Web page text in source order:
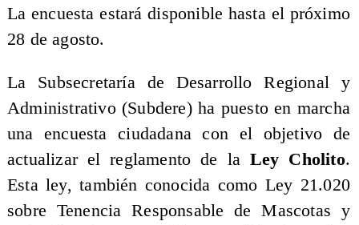
La encuesta estará disponible hasta el próximo
28 de agosto.
La Subsecretaría de Desarrollo Regional y
Administrativo (Subdere) ha puesto en marcha
una encuesta ciudadana con el objetivo de
actualizar el reglamento de la Ley Cholito.
Esta ley, también conocida como Ley 21.020
sobre Tenencia Responsable de Mascotas y